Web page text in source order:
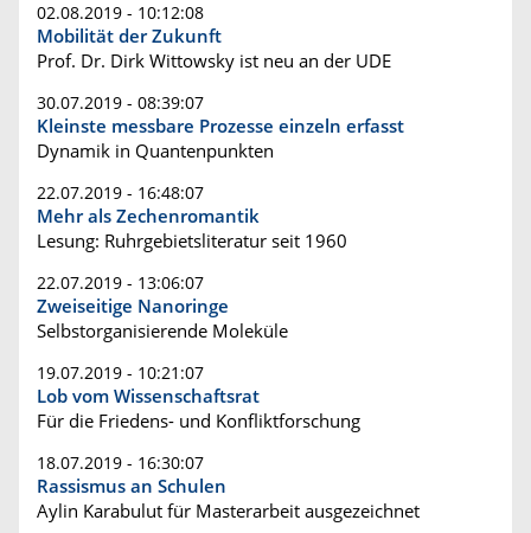
02.08.2019 - 10:12:08
Mobilität der Zukunft
Prof. Dr. Dirk Wittowsky ist neu an der UDE
30.07.2019 - 08:39:07
Kleinste messbare Prozesse einzeln erfasst
Dynamik in Quantenpunkten
22.07.2019 - 16:48:07
Mehr als Zechenromantik
Lesung: Ruhrgebietsliteratur seit 1960
22.07.2019 - 13:06:07
Zweiseitige Nanoringe
Selbstorganisierende Moleküle
19.07.2019 - 10:21:07
Lob vom Wissenschaftsrat
Für die Friedens- und Konfliktforschung
18.07.2019 - 16:30:07
Rassismus an Schulen
Aylin Karabulut für Masterarbeit ausgezeichnet